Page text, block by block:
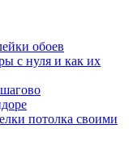
обоев
с нуля и как их
потолка своими